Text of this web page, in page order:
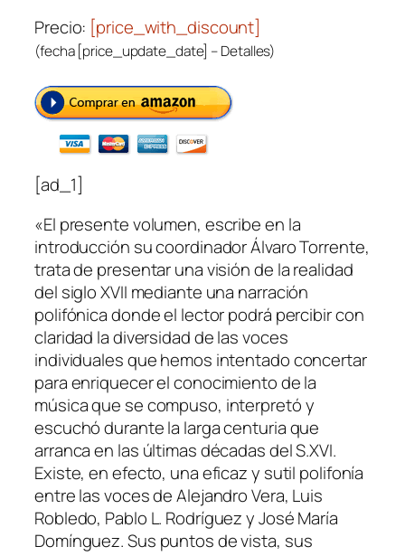
Precio: [price_with_discount]
(fecha [price_update_date] –Detalles)
[ad_1]
«El presente volumen, escribe en la
introducción su coordinador Álvaro Torrente,
trata de presentar una visión de la realidad
del siglo XVII mediante una narración
polifónica donde el lector podrá percibir con
claridad la diversidad de las voces
individuales que hemos intentado concertar
para enriquecer el conocimiento de la
música que se compuso, interpretó y
escuchó durante la larga centuria que
arranca en las últimas décadas del S.XVI.
Existe, en efecto, una eficaz y sutil polifonía
entre las voces de Alejandro Vera, Luis
Robledo, Pablo L. Rodríguez y José María
Domínguez. Sus puntos de vista, sus